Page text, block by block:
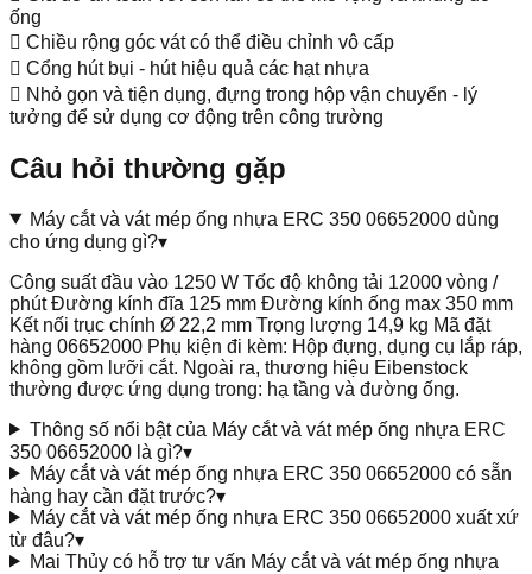
ống
 Chiều rộng góc vát có thể điều chỉnh vô cấp
 Cổng hút bụi - hút hiệu quả các hạt nhựa
 Nhỏ gọn và tiện dụng, đựng trong hộp vận chuyển - lý
tưởng để sử dụng cơ động trên công trường
Câu hỏi thường gặp
Máy cắt và vát mép ống nhựa ERC 350 06652000 dùng
cho ứng dụng gì?▾
Công suất đầu vào 1250 W Tốc độ không tải 12000 vòng /
phút Đường kính đĩa 125 mm Đường kính ống max 350 mm
Kết nối trục chính Ø 22,2 mm Trọng lượng 14,9 kg Mã đặt
hàng 06652000 Phụ kiện đi kèm: Hộp đựng, dụng cụ lắp ráp,
không gồm lưỡi cắt. Ngoài ra, thương hiệu Eibenstock
thường được ứng dụng trong: hạ tầng và đường ống.
Thông số nổi bật của Máy cắt và vát mép ống nhựa ERC
350 06652000 là gì?▾
Máy cắt và vát mép ống nhựa ERC 350 06652000 có sẵn
hàng hay cần đặt trước?▾
Máy cắt và vát mép ống nhựa ERC 350 06652000 xuất xứ
từ đâu?▾
Mai Thủy có hỗ trợ tư vấn Máy cắt và vát mép ống nhựa